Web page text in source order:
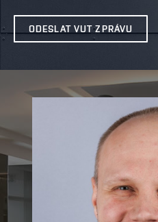
ODESLAT VUT ZPRÁVU